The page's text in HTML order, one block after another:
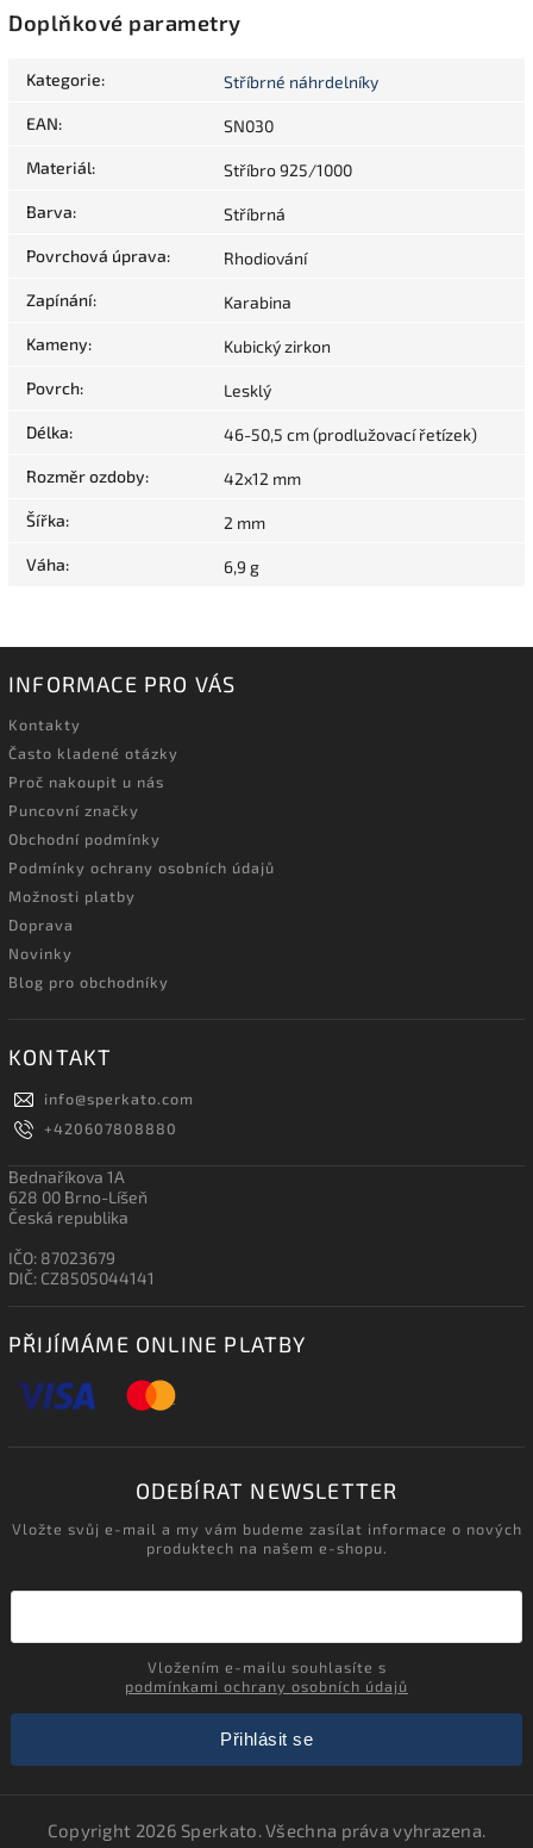
Doplňkové parametry
Kategorie: Stříbrné náhrdelníky
EAN: SN030
Materiál: Stříbro 925/1000
Barva: Stříbrná
Povrchová úprava: Rhodiování
Zapínání: Karabina
Kameny: Kubický zirkon
Povrch: Lesklý
Délka: 46-50,5 cm (prodlužovací řetízek)
Rozměr ozdoby: 42x12 mm
Šířka: 2 mm
Váha: 6,9 g
INFORMACE PRO VÁS
Kontakty
Často kladené otázky
Proč nakoupit u nás
Puncovní značky
Obchodní podmínky
Podmínky ochrany osobních údajů
Možnosti platby
Doprava
Novinky
Blog pro obchodníky
KONTAKT
info@sperkato.com
+420607808880
Bednaříkova 1A
628 00 Brno-Líšeň
Česká republika
IČO: 87023679
DIČ: CZ8505044141
PŘIJÍMÁME ONLINE PLATBY
ODEBÍRAT NEWSLETTER
Vložte svůj e-mail a my vám budeme zasílat informace o nových
produktech na našem e-shopu.
podmínkami ochrany osobních údajů
Přihlásit se
Copyright 2026 Sperkato. Všechna práva vyhrazena.